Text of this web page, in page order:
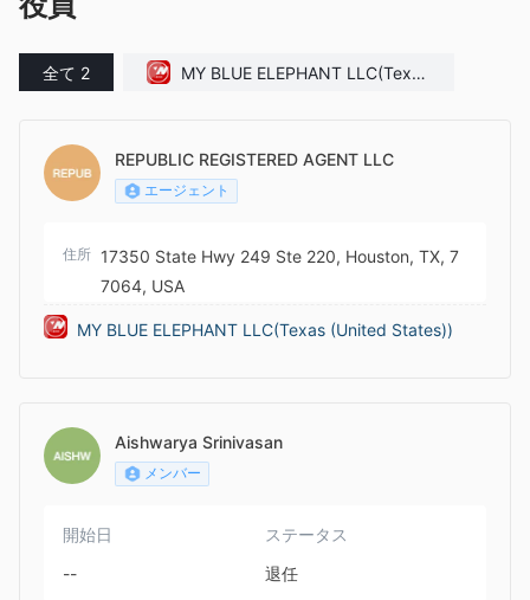
全て 2
MY BLUE ELEPHANT LLC(Texas
REPUBLIC REGISTERED AGENT LLC
エージェント
住所 17350 State Hwy 249 Ste 220, Houston, TX, 7
7064, USA
MY BLUE ELEPHANT LLC(Texas (United States))
Aishwarya Srinivasan
メンバー
開始日
--
ステータス
退任